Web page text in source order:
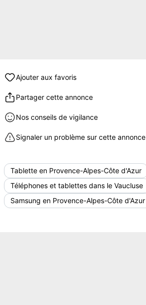
Ajouter aux favoris
Partager cette annonce
Nos conseils de vigilance
Signaler un problème sur cette annonce
Tablette en Provence-Alpes-Côte d'Azur
Téléphones et tablettes dans le Vaucluse
Samsung en Provence-Alpes-Côte d'Azur